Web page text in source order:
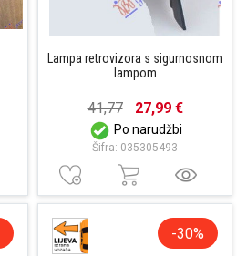
Lampa retrovizora s sigurnosnom
lampom
41,77 27,99 €
Po narudžbi
Šifra: 035305493
-30%